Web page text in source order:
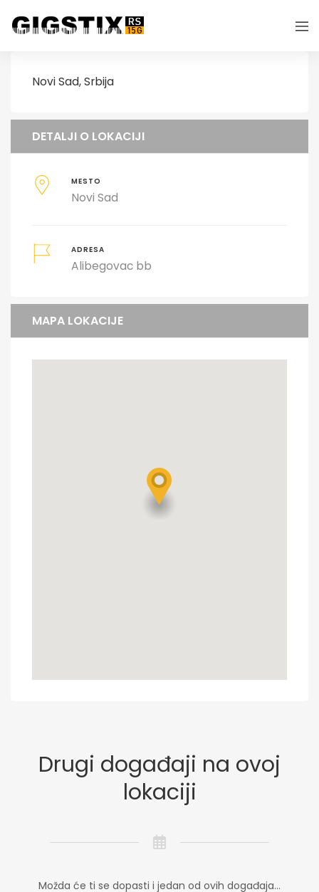
Novi Sad, Srbija
DETALJI O LOKACIJI
MESTO
Novi Sad
ADRESA
Alibegovac bb
MAPA LOKACIJE
Drugi događaji na ovoj
lokaciji
Možda će ti se dopasti i jedan od ovih događaja...